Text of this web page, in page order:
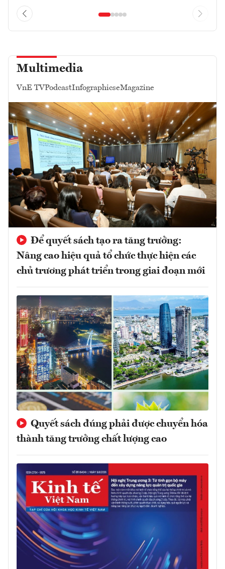
Multimedia
VnE TVPodcastInfographicseMagazine
Để quyết sách tạo ra tăng trưởng:
Nâng cao hiệu quả tổ chức thực hiện các
chủ trương phát triển trong giai đoạn mới
Quyết sách đúng phải được chuyển hóa
thành tăng trưởng chất lượng cao